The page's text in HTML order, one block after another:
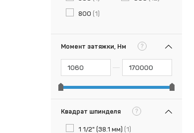
800 (1)
Момент затяжки, Нм ?
Квадрат шпинделя ?
1 1/2" (38.1 мм) (1)